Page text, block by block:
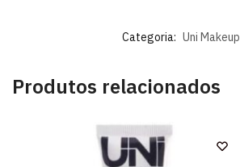
Categoria: Uni Makeup
Produtos relacionados